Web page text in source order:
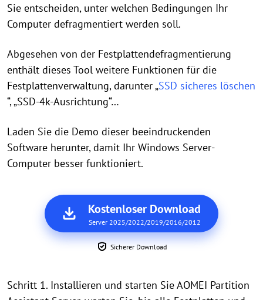
Sie entscheiden, unter welchen Bedingungen Ihr
Computer defragmentiert werden soll.
Abgesehen von der Festplattendefragmentierung
enthält dieses Tool weitere Funktionen für die
Festplattenverwaltung, darunter „SSD sicheres löschen
“, „SSD-4k-Ausrichtung“…
Laden Sie die Demo dieser beeindruckenden
Software herunter, damit Ihr Windows Server-
Computer besser funktioniert.
Kostenloser Download
Server 2025/2022/2019/2016/2012
Sicherer Download
Schritt 1. Installieren und starten Sie AOMEI Partition